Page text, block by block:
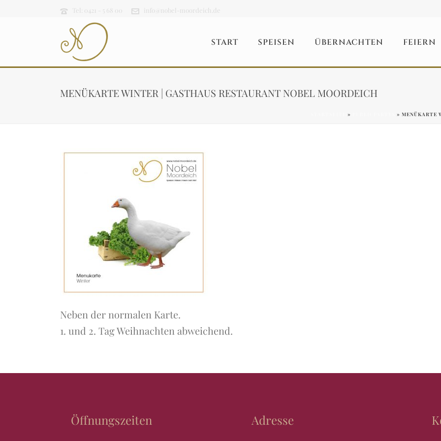
Tel: 0421 - 5 68 00 info@nobel-moordeich.de
START SPEISEN ÜBERNACHTEN FEIERN
MENÜKARTE WINTER | GASTHAUS RESTAURANT NOBEL MOORDEICH
» » MENÜKARTE
Neben der normalen Karte.
1. und 2. Tag Weihnachten abweichend.
Öffnungszeiten Adresse